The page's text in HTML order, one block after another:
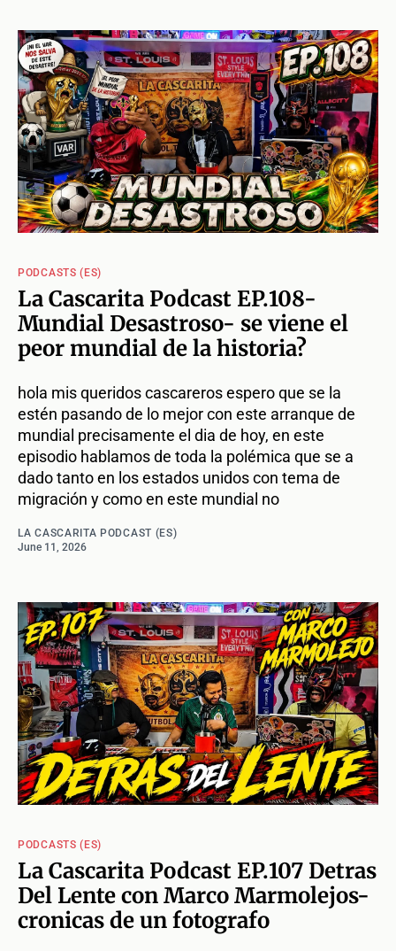
PODCASTS (ES)
La Cascarita Podcast EP.108-
Mundial Desastroso- se viene el
peor mundial de la historia?
hola mis queridos cascareros espero que se la
estén pasando de lo mejor con este arranque de
mundial precisamente el dia de hoy, en este
episodio hablamos de toda la polémica que se a
dado tanto en los estados unidos con tema de
migración y como en este mundial no
LA CASCARITA PODCAST (ES)
June 11, 2026
PODCASTS (ES)
La Cascarita Podcast EP.107 Detras
Del Lente con Marco Marmolejos-
cronicas de un fotografo